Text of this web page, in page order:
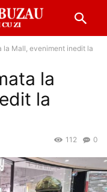
la Mall, eveniment inedit la
la
la
0
112